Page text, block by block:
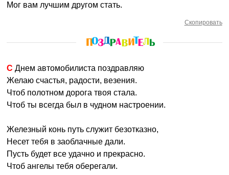
Мог вам лучшим другом стать.
Скопировать
С Днем автомобилиста поздравляю
Желаю счастья, радости, везения.
Чтоб полотном дорога твоя стала.
Чтоб ты всегда был в чудном настроении.
Железный конь путь служит безотказно,
Несет тебя в заоблачные дали.
Пусть будет все удачно и прекрасно.
Чтоб ангелы тебя оберегали.